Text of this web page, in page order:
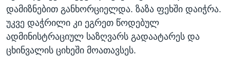
დამიზნებით განხორციელდა. ზაზა ფეხში დაიჭრა.
უკვე დაჭრილი კი ეგრეთ წოდებულ
ადმინისტრაციულ საზღვარს გადაატარეს და
ცხინვალის ციხეში მოათავსეს.